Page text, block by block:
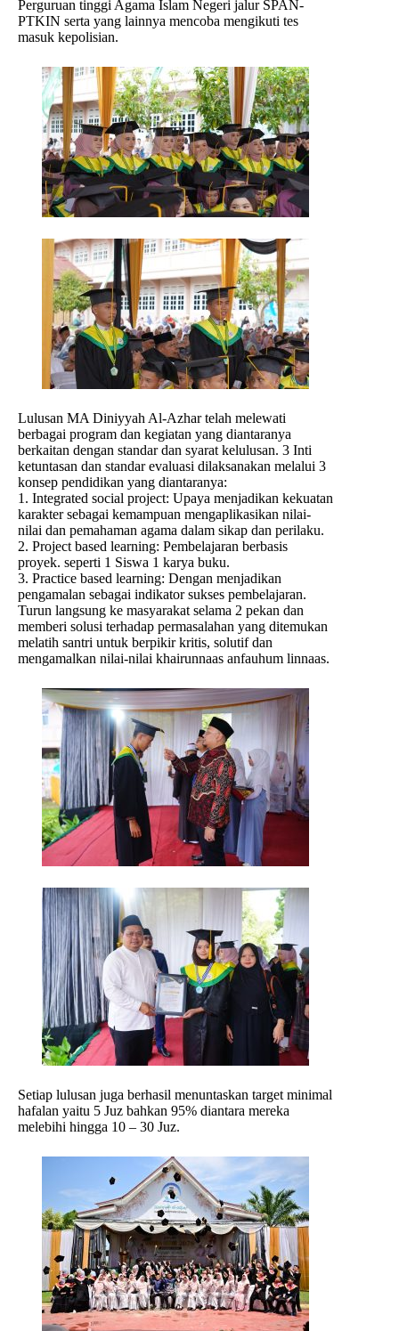
Perguruan tinggi Agama Islam Negeri jalur SPAN-
PTKIN serta yang lainnya mencoba mengikuti tes
masuk kepolisian.
Lulusan MA Diniyyah Al-Azhar telah melewati
berbagai program dan kegiatan yang diantaranya
berkaitan dengan standar dan syarat kelulusan. 3 Inti
ketuntasan dan standar evaluasi dilaksanakan melalui 3
konsep pendidikan yang diantaranya:
1. Integrated social project: Upaya menjadikan kekuatan
karakter sebagai kemampuan mengaplikasikan nilai-
nilai dan pemahaman agama dalam sikap dan perilaku.
2. ⁠Project based learning: Pembelajaran berbasis
proyek. seperti 1 Siswa 1 karya buku.
3. ⁠Practice based learning: Dengan menjadikan
pengamalan sebagai indikator sukses pembelajaran.
Turun langsung ke masyarakat selama 2 pekan dan
memberi solusi terhadap permasalahan yang ditemukan
melatih santri untuk berpikir kritis, solutif dan
mengamalkan nilai-nilai khairunnaas anfauhum linnaas.
Setiap lulusan juga berhasil menuntaskan target minimal
hafalan yaitu 5 Juz bahkan 95% diantara mereka
melebihi hingga 10 – 30 Juz.